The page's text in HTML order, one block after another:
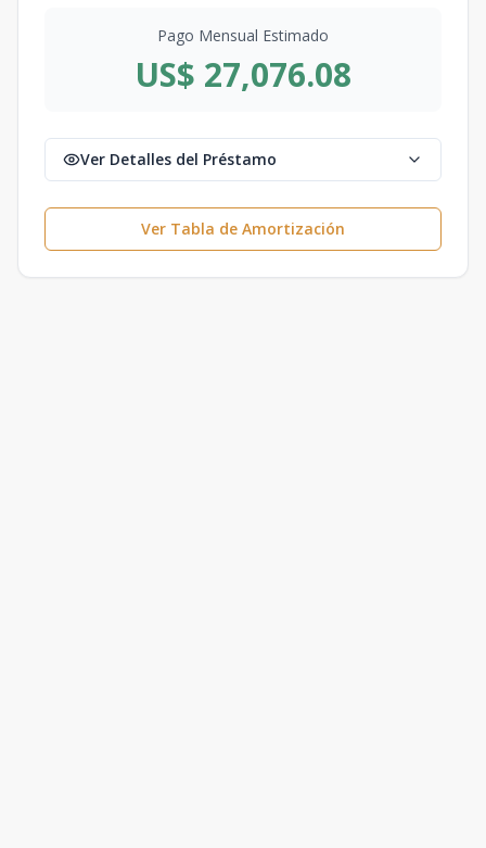
Pago Mensual Estimado
US$ 27,076.08
Ver Detalles del Préstamo
Ver Tabla de Amortización